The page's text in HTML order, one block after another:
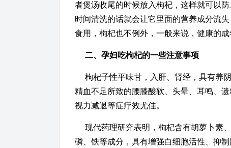
者煲汤收尾的时候放入枸杞，这样就可以
时间清洗的话就会让它里面的营养成分流
食用，枸杞也不例外，一般来说，健康的
二、孕妇吃枸杞的一些注意事项
枸杞子性平味甘，入肝、肾经，具有养
精血不足所致的腰膝酸软、头晕、耳鸣、
视力减退等症疗效尤佳。
现代药理研究表明，枸杞含有胡萝卜素、
磷、铁等成分，具有增强白细胞活性、抑